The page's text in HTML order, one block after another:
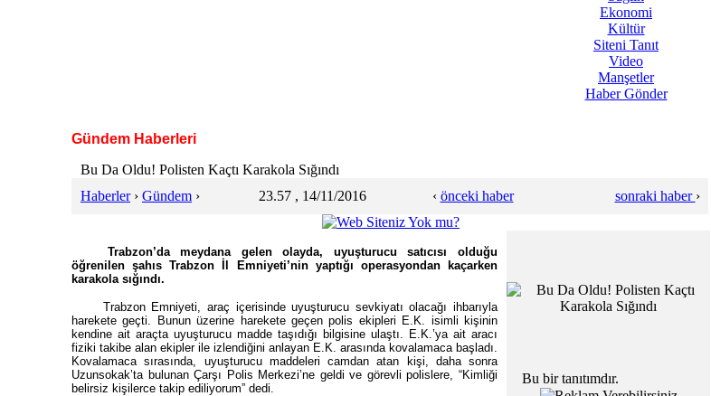
Ekonomi
Kültür
Siteni Tanıt
Video
Manşetler
Haber Gönder
Gündem Haberleri
Bu Da Oldu! Polisten Kaçtı Karakola Sığındı
Haberler› Gündem › 23.57 , 14/11/2016 ‹ önceki haber sonraki haber ›
Bu bir tanıtımdır.
Trabzon’da meydana gelen olayda, uyuşturucu satıcısı olduğu
öğrenilen şahıs Trabzon İl Emniyeti’nin yaptığı operasyondan kaçarken
karakola sığındı.
Trabzon Emniyeti, araç içerisinde uyuşturucu sevkiyatı olacağı ihbarıyla
harekete geçti. Bunun üzerine harekete geçen polis ekipleri E.K. isimli kişinin
kendine ait araçta uyuşturucu madde taşıdığı bilgisine ulaştı. E.K.’ya ait aracı
fiziki takibe alan ekipler ile izlendiğini anlayan E.K. arasında kovalamaca başladı.
Kovalamaca sırasında, uyuşturucu maddeleri camdan atan kişi, daha sonra
Uzunsokak’ta bulunan Çarşı Polis Merkezi’ne geldi ve görevli polislere, “Kimliği
belirsiz kişilerce takip ediliyorum” dedi.